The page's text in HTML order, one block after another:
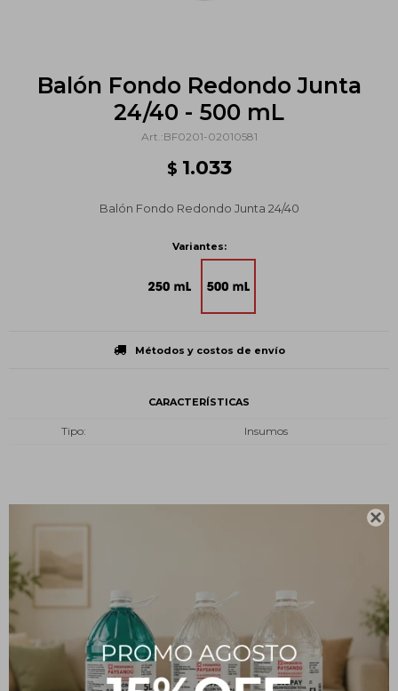

Balón Fondo Redondo Junta
24/40 - 500 mL
BF0201-02010581
$ 1.033
Balón Fondo Redondo Junta 24/40
Variantes:
Métodos y costos de envío
CARACTERÍSTICAS
Tipo Insumos
Ficha técnica
Fabricado en material de vidrio boro 3.3
Resistente al calor
Alta resistencia química